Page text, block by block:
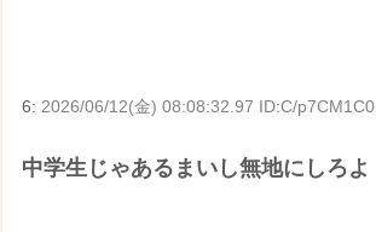
6:2026/06/12(金) 08:08:32.97 ID:C/p7CM1C0
中学生じゃあるまいし無地にしろよ